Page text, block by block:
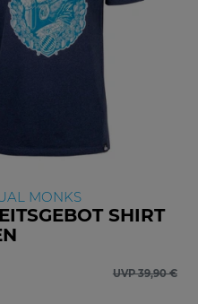
MONKS
SHIRT
UVP 39,90 €